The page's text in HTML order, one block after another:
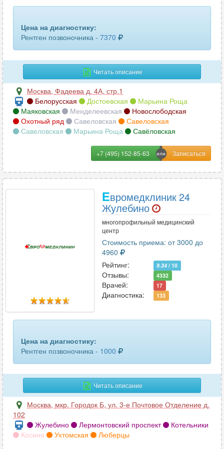
конечностей
копчика 66
костей таза
крестца
латерография
69
локтевого сустава 90
молочных желез (маммография)
мочевого пузыря (цистография)
мочевыделительной системы (урография обзорная)
мочевыделительной системы (урография экскреторная)
носоглотки
органов грудной клетки 93
ортопантомограмма 233
пальцев ноги или руки
Цена на диагностику:
Рентген позвоночника - 7370
Читать описание
Москва, Фадеева д. 4А, стр.1
Белорусская
Достоевская
Марьина Роща
Маяковская
Менделеевская
Новослободская
Охотный ряд
Савеловская
Савеловская
Савеловская
Марьина Роща Савёловская
+7 (495) 152-85-63
Евромедклиник 24
Жулебино
многопрофильный медицинский
центр
Стоимость приема: от 3000 до
4960
Рейтинг:
9.34 / 10
Отзывы: 4332
Врачей: 17
Диагностика: 133
Цена на диагностику:
Рентген позвоночника - 1000
Читать описание
Москва, мкр. Городок Б, ул. 3-е Почтовое Отделение д.
102
Жулебино
Лермонтовский проспект
Котельники
Косино
Ухтомская Люберцы